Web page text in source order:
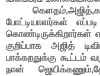
போட்டியாளர்கள்
கொண்டிருக்கிறார்கள்
குறிப்பாக அஜித்
பாக்கறதுக்கு கூட்டம்
நான்